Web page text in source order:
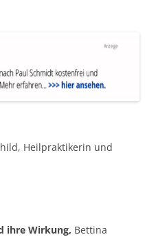
Heilpraktikerin und
ihre Wirkung, Bettina